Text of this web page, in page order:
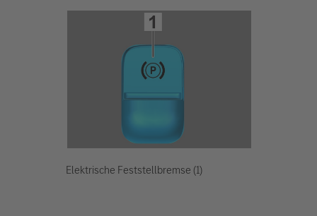
Elektrische Feststellbremse (1)